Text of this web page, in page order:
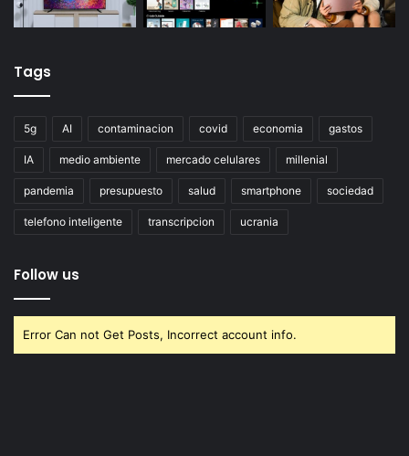
Tags
5g AI contaminacion covid economia gastos
IA medio ambiente mercado celulares millenial
pandemia presupuesto salud smartphone sociedad
telefono inteligente transcripcion ucrania
Follow us
Error Can not Get Posts, Incorrect account info.